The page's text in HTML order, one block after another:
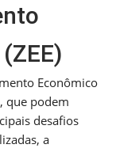
Econômico
que podem
desafios
a